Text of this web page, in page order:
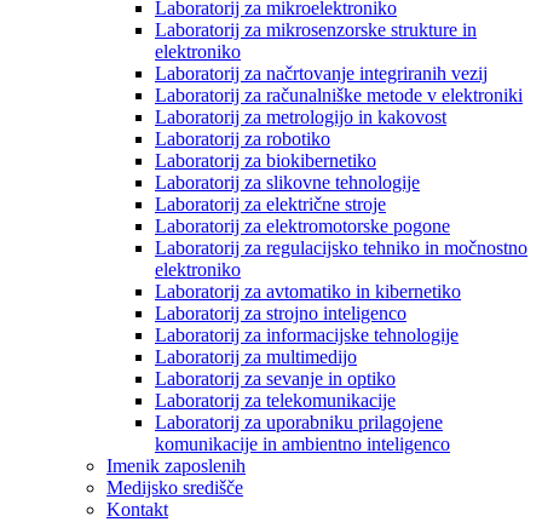
Laboratorij za mikroelektroniko
Laboratorij za mikrosenzorske strukture in
elektroniko
Laboratorij za načrtovanje integriranih vezij
Laboratorij za računalniške metode v elektroniki
Laboratorij za metrologijo in kakovost
Laboratorij za robotiko
Laboratorij za biokibernetiko
Laboratorij za slikovne tehnologije
Laboratorij za električne stroje
Laboratorij za elektromotorske pogone
Laboratorij za regulacijsko tehniko in močnostno
elektroniko
Laboratorij za avtomatiko in kibernetiko
Laboratorij za strojno inteligenco
Laboratorij za informacijske tehnologije
Laboratorij za multimedijo
Laboratorij za sevanje in optiko
Laboratorij za telekomunikacije
Laboratorij za uporabniku prilagojene
komunikacije in ambientno inteligenco
Imenik zaposlenih
Medijsko središče
Kontakt